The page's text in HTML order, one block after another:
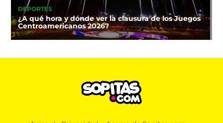
DEPORTES
¿A qué hora y dónde ver la clausura de los Juegos
Centroamericanos 2026?